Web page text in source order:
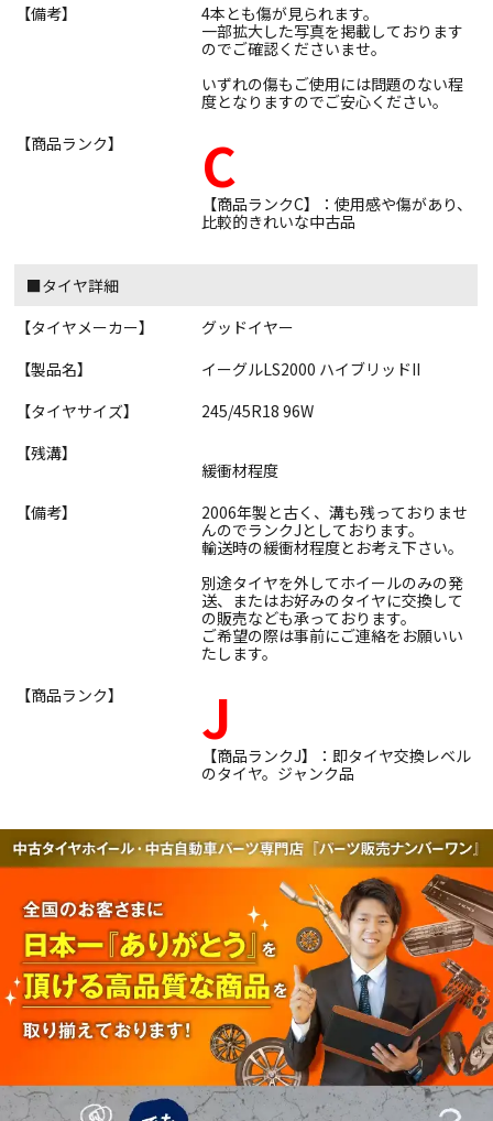
【備考】
4本とも傷が見られます。
一部拡大した写真を掲載しております
のでご確認くださいませ。
いずれの傷もご使用には問題のない程
度となりますのでご安心ください。
【商品ランク】
C
【商品ランクC】：使用感や傷があり、
比較的きれいな中古品
■タイヤ詳細
【タイヤメーカー】
グッドイヤー
【製品名】
イーグルLS2000 ハイブリッドII
【タイヤサイズ】
245/45R18 96W
【残溝】
緩衝材程度
【備考】
2006年製と古く、溝も残っておりませ
んのでランクJとしております。
輸送時の緩衝材程度とお考え下さい。
別途タイヤを外してホイールのみの発
送、またはお好みのタイヤに交換して
の販売なども承っております。
ご希望の際は事前にご連絡をお願いい
たします。
【商品ランク】
J
【商品ランクJ】：即タイヤ交換レベル
のタイヤ。ジャンク品